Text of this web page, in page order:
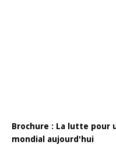
Brochure : La lutte pour
mondial aujourd'hui